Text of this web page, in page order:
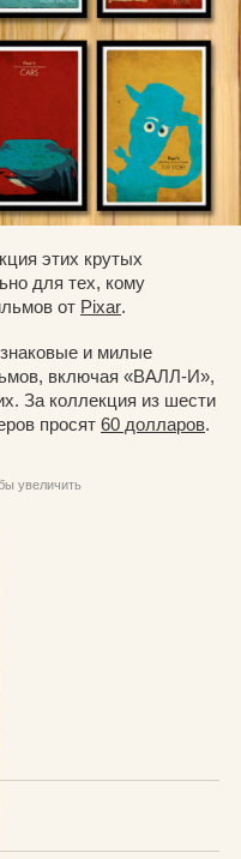
этих крутых
для тех, кому
от Pixar.
и милые
включая «ВАЛЛ-И»,
За коллекция из шести
просят 60 долларов.
увеличить